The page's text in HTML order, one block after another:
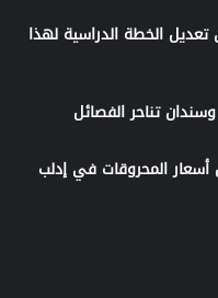
تعديل الخطة الدراسية لهذا
تناحر الفصائل
أسعار المحروقات في إدلب